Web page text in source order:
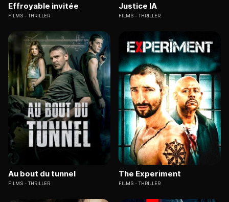
Effroyable invitée
FILMS THRILLER
Justice IA
FILMS THRILLER
Au bout du tunnel
FILMS THRILLER
The Experiment
FILMS THRILLER